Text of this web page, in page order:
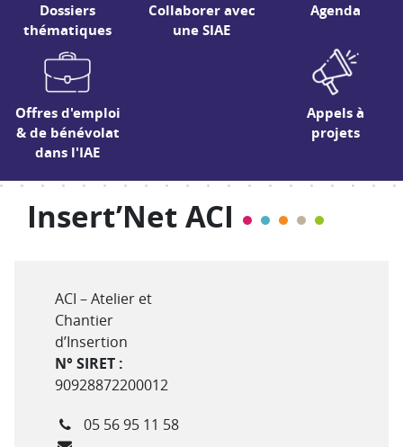
Dossiers
thématiques
Collaborer avec
une SIAE
Agenda
Offres d'emploi
& de bénévolat
dans l'IAE
Appels à
projets
Insert’Net ACI
Type de structure
ACI – Atelier et
Chantier
d’Insertion
N° SIRET :
90928872200012
Téléphone
05 56 95 11 58